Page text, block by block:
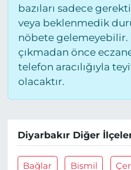
bazıları sadece
veya beklenmedik
nöbete gelemeyebilir.
çıkmadan önce
telefon aracılığıyla
olacaktır.
Diyarbakır Diğer
Bağlar Bismil